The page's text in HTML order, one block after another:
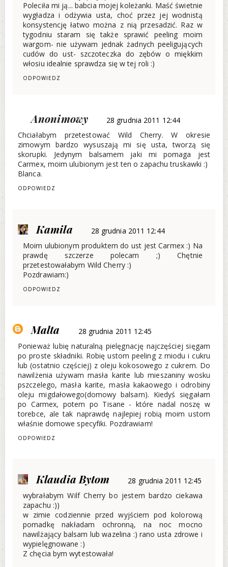
Poleciła mi ją... babcia mojej koleżanki. Maść świetnie
wygładza i odżywia usta, choć przez jej wodnistą
konsystencję łatwo można z nią przesadzić. Raz w
tygodniu staram się także sprawić peeling moim
wargom- nie używam jednak żadnych peeligujących
cudów do ust- szczoteczka do zębów o miękkim
włosiu idealnie sprawdza się w tej roli :)
ODPOWIEDZ
Anonimowy
28 grudnia 2011 12:44
Chciałabym przetestować Wild Cherry. W okresie
zimowym bardzo wysuszają mi się usta, tworzą się
skorupki. Jedynym balsamem jaki mi pomaga jest
Carmex, moim ulubionym jest ten o zapachu truskawki :)
Blanca.
ODPOWIEDZ
Kamila
28 grudnia 2011 12:44
Moim ulubionym produktem do ust jest Carmex :) Na
prawdę szczerze polecam ;) Chętnie
przetestowałabym Wild Cherry :)
Pozdrawiam:)
ODPOWIEDZ
Malta
28 grudnia 2011 12:45
Ponieważ lubię naturalną pielęgnację najczęściej sięgam
po proste składniki. Robię ustom peeling z miodu i cukru
lub (ostatnio częściej) z oleju kokosowego z cukrem. Do
nawilżenia używam masła karite lub mieszaniny wosku
pszczelego, masła karite, masła kakaowego i odrobiny
oleju migdałowego(domowy balsam). Kiedyś sięgałam
po Carmex, potem po Tisane - które nadal noszę w
torebce, ale tak naprawdę najlepiej robią moim ustom
właśnie domowe specyfiki. Pozdrawiam!
ODPOWIEDZ
Klaudia Bytom
28 grudnia 2011 12:45
wybrałabym Wilf Cherry bo jestem bardzo ciekawa
zapachu :))
w zimie codziennie przed wyjściem pod kolorową
pomadkę nakładam ochronną, na noc mocno
nawilżający balsam lub wazelina :) rano usta zdrowe i
wypielęgnowane :)
Z chęcia bym wytestowała!